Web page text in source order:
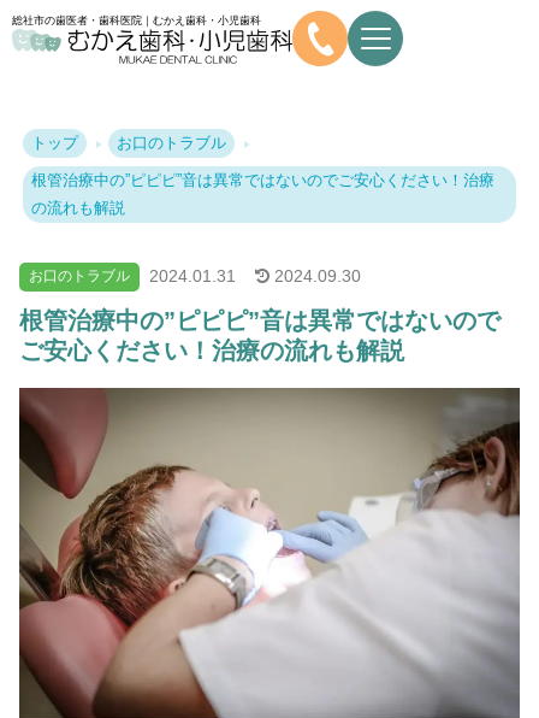
総社市の歯医者・歯科医院｜むかえ歯科・小児歯科
トップ お口のトラブル
根管治療中の”ピピピ”音は異常ではないのでご安心ください！治療
の流れも解説
お口のトラブル 2024. 01.31 2024. 09.30
根管治療中の”ピピピ”音は異常ではないので
ご安心ください！治療の流れも解説